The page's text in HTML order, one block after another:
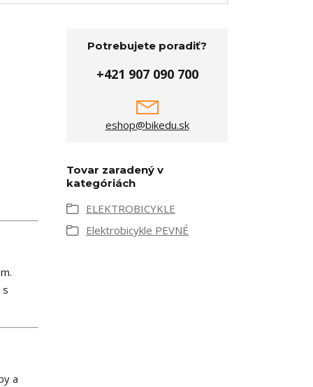
s
a
Potrebujete poradiť?
+421 907 090 700
eshop@bikedu.sk
Tovar zaradený v
kategóriách
ELEKTROBICYKLE
Elektrobicykle PEVNÉ